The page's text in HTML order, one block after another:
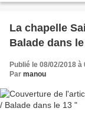
La chapelle
Balade dans
Publié le 08/02/2018 à
Par manou